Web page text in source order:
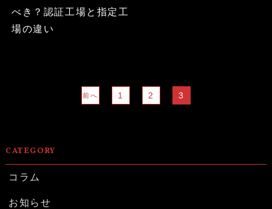
べき？認証工場と指定工
場の違い
前へ 1 2 3
CATEGORY
コラム
お知らせ